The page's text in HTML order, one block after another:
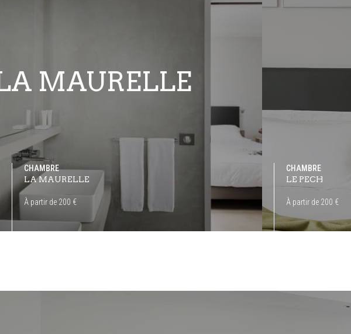
MAURELLE
CHAMBRE
LA MAURELLE
À partir de 200 €
CHAMBRE
LE PECH
À partir de 200 €